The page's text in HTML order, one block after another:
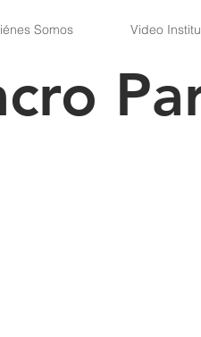
Somos Video